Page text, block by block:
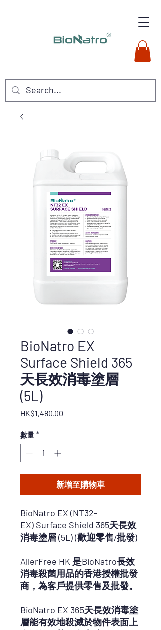
BioNatro EX
Surface Shield 365
天長效消毒塗層
(5L)
HK$1,480.00
數量 *
新增至購物車
BioNatro EX (NT32-
EX) Surface Shield 365天長效
消毒塗層 (5L)(歡迎零售/批發)
AllerFree HK 是BioNatro長效
消毒殺菌用品的香港授權批發
商，為客戶提供零售及批發。
BioNatro EX 365天長效消毒塗
層能有效地殺滅於物件表面上